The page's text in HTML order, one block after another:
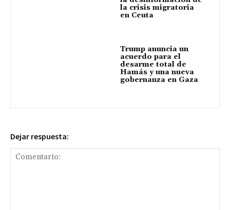
la crisis migratoria
en Ceuta
Trump anuncia un
acuerdo para el
desarme total de
Hamás y una nueva
gobernanza en Gaza
Dejar respuesta: